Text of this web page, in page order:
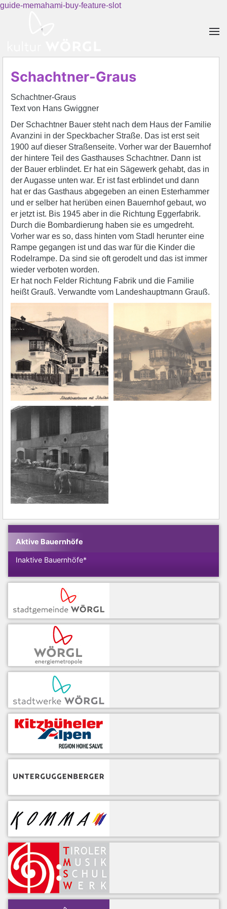
guide-memahami-buy-feature-slot
Schachtner-Graus
Schachtner-Graus
Text von Hans Gwiggner
Der Schachtner Bauer steht nach dem Haus der Familie
Avanzini in der Speckbacher Straße. Das ist erst seit
1900 auf dieser Straßenseite. Vorher war der Bauernhof
der hintere Teil des Gasthauses Schachtner. Dann ist
der Bauer erblindet. Er hat ein Sägewerk gehabt, das in
der Augasse unten war. Er ist fast erblindet und dann
hat er das Gasthaus abgegeben an einen Esterhammer
und er selber hat herüben einen Bauernhof gebaut, wo
er jetzt ist. Bis 1945 aber in die Richtung Eggerfabrik.
Durch die Bombardierung haben sie es umgedreht.
Vorher war es so, dass hinten vom Stadl herunter eine
Rampe gegangen ist und das war für die Kinder die
Rodelrampe. Da sind sie oft gerodelt und das ist immer
wieder verboten worden.
Er hat noch Felder Richtung Fabrik und die Familie
heißt Grauß. Verwandte vom Landeshauptmann Grauß.
Aktive Bauernhöfe
Inaktive Bauernhöfe*